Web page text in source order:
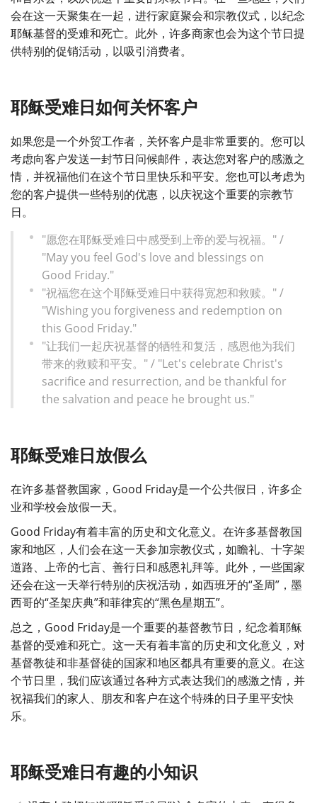
会在这一天聚集在一起，进行家庭聚会和宗教仪式，以纪念
耶稣基督的受难和死亡。此外，许多商家也会为这个节日提
供特别的促销活动，以吸引消费者。
耶稣受难日如何关怀客户
如果您是一个外贸工作者，关怀客户是非常重要的。您可以
考虑向客户发送一封节日问候邮件，表达您对客户的感激之
情，并祝福他们在这个节日里快乐和平安。您也可以考虑为
您的客户提供一些特别的优惠，以庆祝这个重要的宗教节
日。
"愿您在耶稣受难日中感受到上帝的爱与祝福。" /
"May you feel God's love and blessings on
Good Friday."
"祝福您在这个耶稣受难日中获得宽恕和救赎。" /
"Wishing you forgiveness and redemption on
this Good Friday."
"让我们一起庆祝基督的牺牲和复活，感恩他为我们
带来的救赎和平安。" / "Let's celebrate Christ's
sacrifice and resurrection, and be thankful for
the salvation and peace he brought us."
耶稣受难日放假么
在许多基督教国家，Good Friday是一个公共假日，许多企
业和学校会放假一天。
Good Friday有着丰富的历史和文化意义。在许多基督教国
家和地区，人们会在这一天参加宗教仪式，如瞻礼、十字架
道路、上帝的七言、善行日和感恩礼拜等。此外，一些国家
还会在这一天举行特别的庆祝活动，如西班牙的“圣周”，墨
西哥的“圣架庆典”和菲律宾的“黑色星期五”。
总之，Good Friday是一个重要的基督教节日，纪念着耶稣
基督的受难和死亡。这一天有着丰富的历史和文化意义，对
基督教徒和非基督徒的国家和地区都具有重要的意义。在这
个节日里，我们应该通过各种方式表达我们的感激之情，并
祝福我们的家人、朋友和客户在这个特殊的日子里平安快
乐。
耶稣受难日有趣的小知识